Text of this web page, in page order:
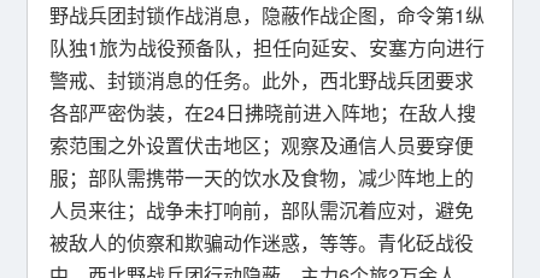
野战兵团封锁作战消息，隐蔽作战企图，命令第1纵
队独1旅为战役预备队，担任向延安、安塞方向进行
警戒、封锁消息的任务。此外，西北野战兵团要求
各部严密伪装，在24日拂晓前进入阵地；在敌人搜
索范围之外设置伏击地区；观察及通信人员要穿便
服；部队需携带一天的饮水及食物，减少阵地上的
人员来往；战争未打响前，部队需沉着应对，避免
被敌人的侦察和欺骗动作迷惑，等等。青化砭战役